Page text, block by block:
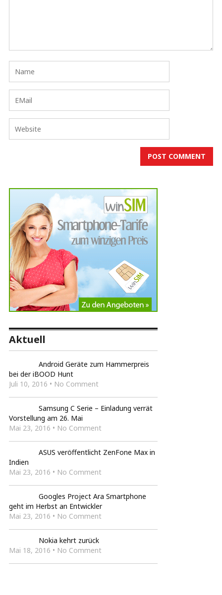
Aktuell
Android Geräte zum Hammerpreis
bei der iBOOD Hunt
Juli 10, 2016 • No Comment
Samsung C Serie – Einladung verrät
Vorstellung am 26. Mai
Mai 23, 2016 • No Comment
ASUS veröffentlicht ZenFone Max in
Indien
Mai 23, 2016 • No Comment
Googles Project Ara Smartphone
geht im Herbst an Entwickler
Mai 23, 2016 • No Comment
Nokia kehrt zurück
Mai 18, 2016 • No Comment